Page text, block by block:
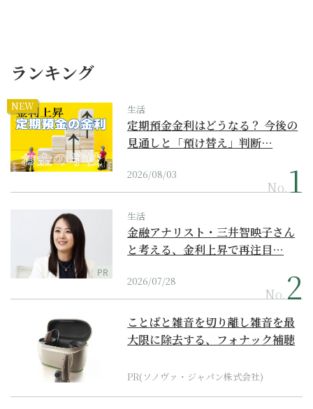
ランキング
NEW 生活
定期預金金利はどうなる？ 今後の
見通しと「預け替え」判断…
2026/08/03
No.
PR
生活
金融アナリスト・三井智映子さん
と考える、金利上昇で再注目…
2026/07/28
No.
ことばと雑音を切り離し雑音を最
大限に除去する、フォナック補聴
PR(ソノヴァ・ジャパン株式会社)